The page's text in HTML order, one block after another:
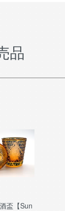
品
盃【Sun